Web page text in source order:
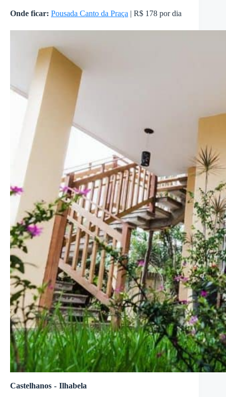
Onde ficar: Pousada Canto da Praça | R$ 178 por dia
Castelhanos - Ilhabela